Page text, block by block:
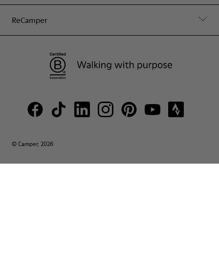
ReCamper
© Camper, 2026